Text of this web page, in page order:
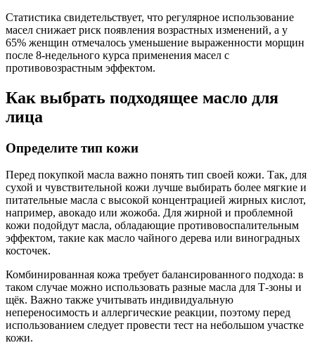
Статистика свидетельствует, что регулярное использование
масел снижает риск появления возрастных изменений, а у
65% женщин отмечалось уменьшение выраженности морщин
после 8-недельного курса применения масел с
противовозрастным эффектом.
Как выбрать подходящее масло для
лица
Определите тип кожи
Перед покупкой масла важно понять тип своей кожи. Так, для
сухой и чувствительной кожи лучше выбирать более мягкие и
питательные масла с высокой концентрацией жирных кислот,
например, авокадо или жожоба. Для жирной и проблемной
кожи подойдут масла, обладающие противовоспалительным
эффектом, такие как масло чайного дерева или виноградных
косточек.
Комбинированная кожа требует балансированного подхода: в
таком случае можно использовать разные масла для Т-зоны и
щёк. Важно также учитывать индивидуальную
непереносимость и аллергические реакции, поэтому перед
использованием следует провести тест на небольшом участке
кожи.